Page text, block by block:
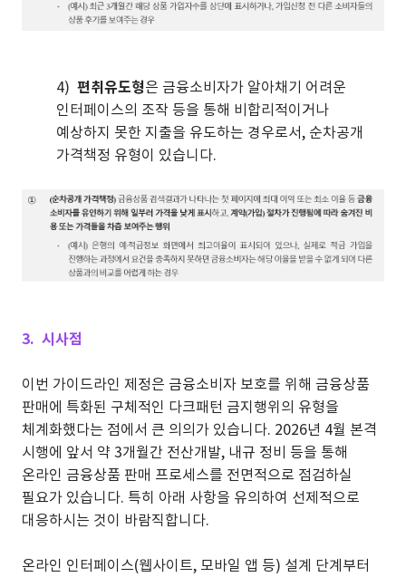
4)편취유도형은 금융소비자가 알아채기 어려운
인터페이스의 조작 등을 통해 비합리적이거나
예상하지 못한 지출을 유도하는 경우로서, 순차공개
가격책정 유형이 있습니다.
3. 시사점
이번 가이드라인 제정은 금융소비자 보호를 위해 금융상품
판매에 특화된 구체적인 다크패턴 금지행위의 유형을
체계화했다는 점에서 큰 의의가 있습니다. 2026년 4월 본격
시행에 앞서 약 3개월간 전산개발, 내규 정비 등을 통해
온라인 금융상품 판매 프로세스를 전면적으로 점검하실
필요가 있습니다. 특히 아래 사항을 유의하여 선제적으로
대응하시는 것이 바람직합니다.
온라인 인터페이스(웹사이트, 모바일 앱 등) 설계 단계부터